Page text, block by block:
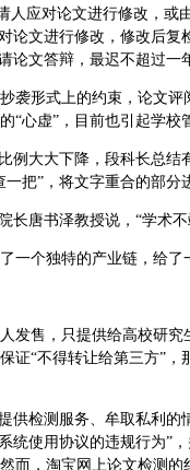
应对论文进行修改，或
论文进行修改，修改后
论文答辩，最迟不超过一
袭形式上的约束，论文评
心虚”，目前也引起学校
例大大下降，段科长总
把”，将文字重合的部分
长唐书泽教授说，“学术
一个独特的产业链，给了
发售，只提供给高校研
证“不得转让给第三方”
供检测服务、牟取私利的
统使用协议的违规行为”
而，淘宝网上论文检测